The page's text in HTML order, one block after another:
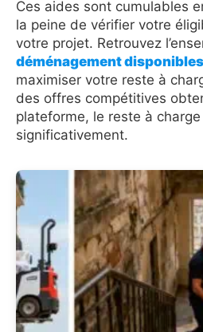
Ces aides sont cumulables
la peine de vérifier votre
votre projet. Retrouvez
déménagement
maximiser votre reste à
des offres compétitives
plateforme, le reste à
significativement.